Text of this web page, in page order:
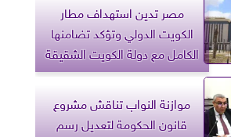
مصر تدين استهداف مطار
الكويت الدولي وتؤكد تضامنها
الكامل مع دولة الكويت الشقيقة
موازنة النواب تناقش مشروع
قانون الحكومة لتعديل رسم